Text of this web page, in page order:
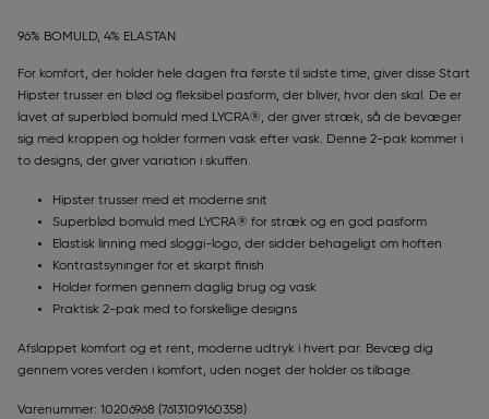
96% BOMULD, 4% ELASTAN
For komfort, der holder hele dagen fra første til sidste time, giver disse Start
Hipster trusser en blød og fleksibel pasform, der bliver, hvor den skal. De er
lavet af superblød bomuld med LYCRA®, der giver stræk, så de bevæger
sig med kroppen og holder formen vask efter vask. Denne 2-pak kommer i
to designs, der giver variation i skuffen.
Hipster trusser med et moderne snit
Superblød bomuld med LYCRA® for stræk og en god pasform
Elastisk linning med sloggi-logo, der sidder behageligt om hoften
Kontrastsyninger for et skarpt finish
Holder formen gennem daglig brug og vask
Praktisk 2-pak med to forskellige designs
Afslappet komfort og et rent, moderne udtryk i hvert par. Bevæg dig
gennem vores verden i komfort, uden noget der holder os tilbage.
Varenummer: 10206968 (7613109160358)